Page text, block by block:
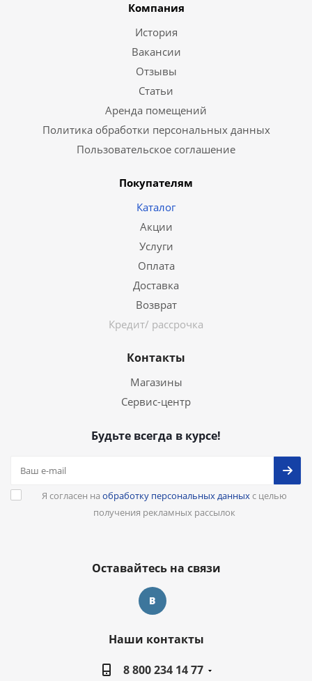
Компания
История
Вакансии
Отзывы
Статьи
Аренда помещений
Политика обработки персональных данных
Пользовательское соглашение
Покупателям
Каталог
Акции
Услуги
Оплата
Доставка
Возврат
Кредит/ рассрочка
Контакты
Магазины
Сервис-центр
Будьте всегда в курсе!
Я согласен на обработку персональных данныхс целью
получения рекламных рассылок
Оставайтесь на связи
Наши контакты
8 800 234 14 77